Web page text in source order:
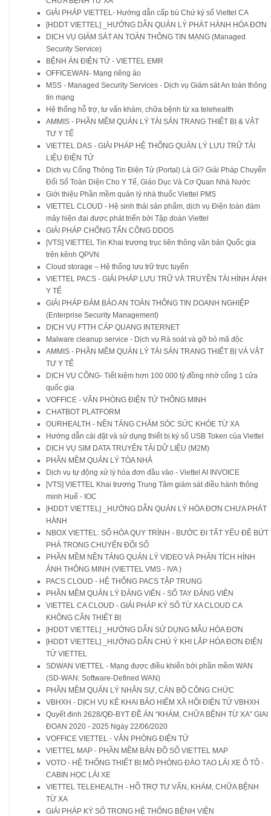
GIẢI PHÁP VIETTEL- Hướng dẫn cấp bù Chứ ký số Viettel CA
[HDDT VIETTEL] _HƯỚNG DẪN QUẢN LÝ PHÁT HÀNH HÓA ĐƠN
DỊCH VỤ GIÁM SÁT AN TOÀN THÔNG TIN MẠNG (Managed
Security Service)
BỆNH ÁN ĐIỆN TỬ - VIETTEL EMR
OFFICEWAN- Mạng riêng ảo
MSS - Managed Security Services - Dịch vụ Giám sát An toàn thông
tin mạng
Hệ thống hỗ trợ, tư vấn khám, chữa bệnh từ xa telehealth
AMMIS - PHẦN MỀM QUẢN LÝ TÀI SẢN TRANG THIẾT BỊ & VẬT
TƯ Y TẾ
VIETTEL DAS - GIẢI PHÁP HỆ THỐNG QUẢN LÝ LƯU TRỮ TÀI
LIỆU ĐIỆN TỬ
Dịch vụ Cổng Thông Tin Điện Tử (Portal) Là Gì? Giải Pháp Chuyển
Đổi Số Toàn Diện Cho Y Tế, Giáo Dục Và Cơ Quan Nhà Nước
Giới thiệu Phần mềm quản lý nhà thuốc Viettel PMS
VIETTEL CLOUD - Hệ sinh thái sản phẩm, dịch vụ Điện toán đám
mây hiện đại được phát triển bởi Tập đoàn Viettel
GIẢI PHÁP CHỐNG TẤN CÔNG DDOS
[VTS] VIETTEL Tin Khai trương trục liên thông văn bản Quốc gia
trên kênh QPVN
Cloud storage – Hệ thống lưu trữ trực tuyến
VIETTEL PACS - GIẢI PHÁP LƯU TRỮ VÀ TRUYỀN TÀI HÌNH ẢNH
Y TẾ
GIẢI PHÁP ĐẢM BẢO AN TOÀN THÔNG TIN DOANH NGHIỆP
(Enterprise Security Management)
DỊCH VỤ FTTH CÁP QUANG INTERNET
Malware cleanup service - Dịch vụ Rà soát và gỡ bỏ mã độc
AMMIS - PHẦN MỀM QUẢN LÝ TÀI SẢN TRANG THIẾT BỊ VÀ VẬT
TƯ Y TẾ
DỊCH VỤ CÔNG- Tiết kiệm hơn 100 000 tỷ đồng nhờ cổng 1 cửa
quốc gia
VOFFICE - VĂN PHÒNG ĐIỆN TỬ THÔNG MINH
CHATBOT PLATFORM
OURHEALTH - NỀN TẢNG CHĂM SÓC SỨC KHỎE TỪ XA
Hướng dẫn cài đặt và sử dụng thiết bị ký số USB Token của Viettel
DỊCH VỤ SIM DATA TRUYỀN TẢI DỮ LIỆU (M2M)
PHẦN MỀM QUẢN LÝ TÒA NHÀ
Dịch vụ tự động xử lý hóa đơn đầu vào - Viettel AI INVOICE
[VTS] VIETTEL Khai trương Trung Tâm giám sát điều hành thông
minh Huế - IOC
[HDDT VIETTEL] _HƯỚNG DẪN QUẢN LÝ HÓA ĐƠN CHƯA PHÁT
HÀNH
NBOX VIETTEL: SỐ HÓA QUY TRÌNH - BƯỚC ĐI TẤT YẾU ĐỂ BỨT
PHÁ TRONG CHUYỂN ĐỔI SỐ
PHẦN MỀM NỀN TẢNG QUẢN LÝ VIDEO VÀ PHÂN TÍCH HÌNH
ẢNH THÔNG MINH (VIETTEL VMS - IVA )
PACS CLOUD - HỆ THỐNG PACS TẬP TRUNG
PHẦN MỀM QUẢN LÝ ĐẢNG VIÊN - SỔ TAY ĐẢNG VIÊN
VIETTEL CA CLOUD - GIẢI PHÁP KÝ SỐ TỪ XA CLOUD CA
KHÔNG CẦN THIẾT BỊ
[HDDT VIETTEL] _HƯỚNG DẪN SỬ DỤNG MẪU HÓA ĐƠN
[HDDT VIETTEL] _HƯỚNG DẪN CHÚ Ý KHI LẬP HÓA ĐƠN ĐIỆN
TỬ VIETTEL
SDWAN VIETTEL - Mạng được điều khiển bởi phần mềm WAN
(SD-WAN: Software-Defined WAN)
PHẦN MỀM QUẢN LÝ NHÂN SỰ, CÁN BỘ CÔNG CHỨC
VBHXH - DỊCH VỤ KÊ KHAI BẢO HIỂM XÃ HỘI ĐIỆN TỬ VBHXH
Quyết đinh 2628/QĐ-BYT ĐỀ ÁN “KHÁM, CHỮA BỆNH TỪ XA” GIAI
ĐOẠN 2020 - 2025 Ngày 22/06/2020
VOFFICE VIETTEL - VĂN PHÒNG ĐIỆN TỬ
VIETTEL MAP - PHẦN MỀM BẢN ĐỒ SỐ VIETTEL MAP
VOTO - HỆ THỐNG THIẾT BỊ MÔ PHỎNG ĐÀO TẠO LÁI XE Ô TÔ -
CABIN HỌC LÁI XE
VIETTEL TELEHEALTH - HỖ TRỢ TƯ VẤN, KHÁM, CHỮA BỆNH
TỪ XA
GIẢI PHÁP KÝ SỐ TRONG HỆ THỐNG BỆNH VIỆN